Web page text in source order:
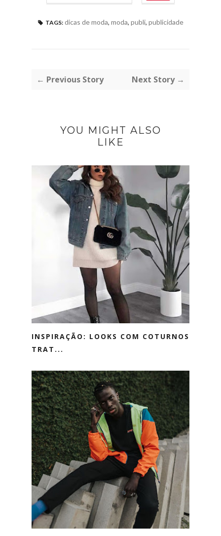
TAGS: dicas de moda, moda, publi, publicidade
← Previous Story Next Story →
YOU MIGHT ALSO
LIKE
INSPIRAÇÃO: LOOKS COM COTURNOS
TRAT...